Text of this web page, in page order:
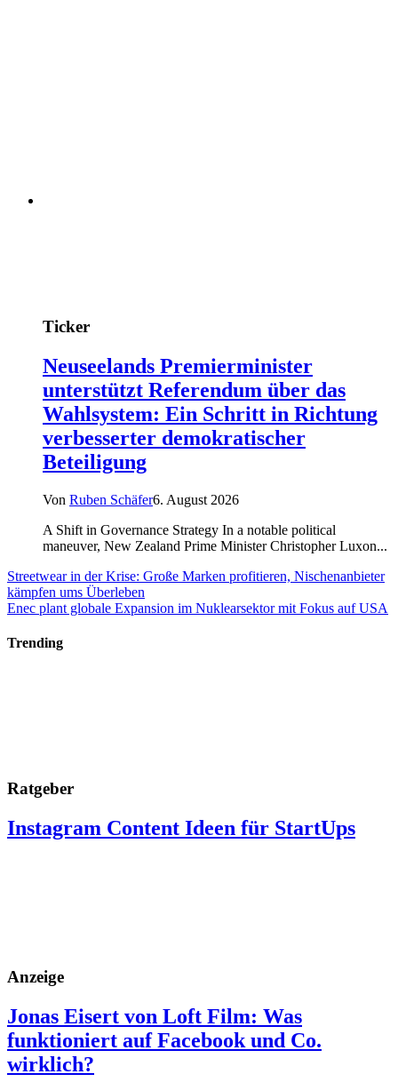
Ticker
Neuseelands Premierminister
unterstützt Referendum über das
Wahlsystem: Ein Schritt in Richtung
verbesserter demokratischer
Beteiligung
Von Ruben Schäfer6. August 2026
A Shift in Governance Strategy In a notable political
maneuver, New Zealand Prime Minister Christopher Luxon...
Streetwear in der Krise: Große Marken profitieren, Nischenanbieter
kämpfen ums Überleben
Enec plant globale Expansion im Nuklearsektor mit Fokus auf USA
Trending
Ratgeber
Instagram Content Ideen für StartUps
Anzeige
Jonas Eisert von Loft Film: Was
funktioniert auf Facebook und Co.
wirklich?